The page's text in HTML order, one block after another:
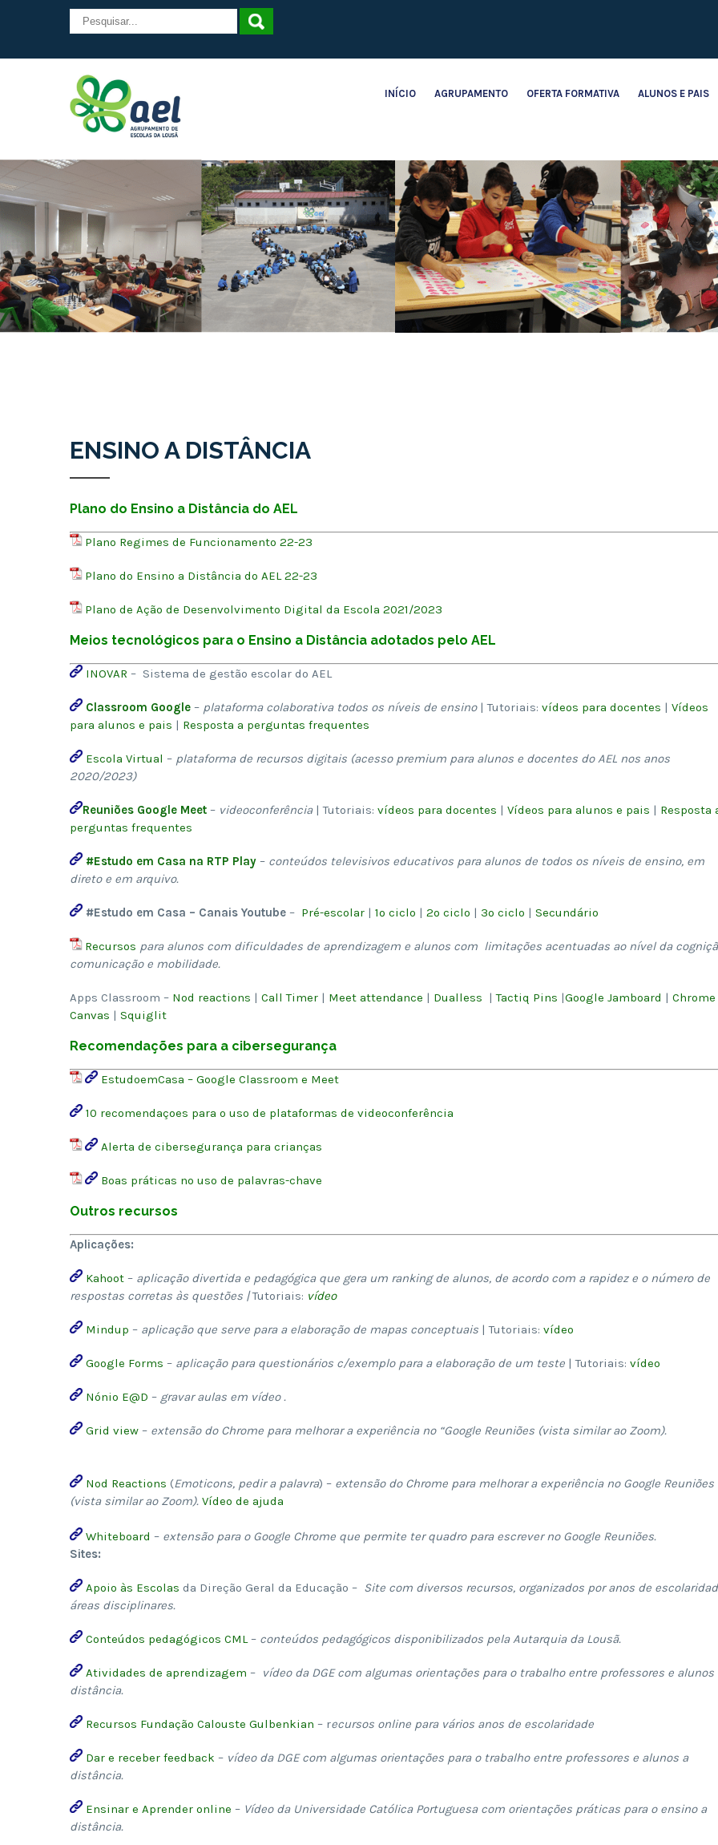
INÍCIO AGRUPAMENTO OFERTA FORMATIVA ALUNOS E PAIS
ENSINO A DISTÂNCIA
Plano do Ensino a Distância do AEL
Plano Regimes de Funcionamento 22-23
Plano do Ensino a Distância do AEL 22-23
Plano de Ação de Desenvolvimento Digital da Escola 2021/2023
Meios tecnológicos para o Ensino a Distância adotados pelo AEL
INOVAR – Sistema de gestão escolar do AEL
Classroom Google – plataforma colaborativa todos os níveis de ensino| Tutoriais: vídeos para docentes | Vídeos
para alunos e pais | Resposta a perguntas frequentes
Escola Virtual – plataforma de recursos digitais (acesso premium para alunos e docentes do AEL nos anos
2020/2023)
Reuniões Google Meet – videoconferência| Tutoriais: vídeos para docentes | Vídeos para alunos e pais | Resposta
perguntas frequentes
#Estudo em Casa na RTP Play – conteúdos televisivos educativos para alunos de todos os níveis de ensino, em
direto e em arquivo.
#Estudo em Casa – Canais Youtube – Pré-escolar | 1º ciclo | 2º ciclo | 3º ciclo | Secundário
Recursos para alunos com dificuldades de aprendizagem e alunos com limitações acentuadas ao nível da
comunicação e mobilidade.
Apps Classroom – Nod reactions | Call Timer | Meet attendance | Dualless |Tactiq Pins |Google Jamboard | Chrome
Canvas | Squiglit
Recomendações para a cibersegurança
EstudoemCasa – Google Classroom e Meet
10 recomendaçoes para o uso de plataformas de videoconferência
Alerta de cibersegurança para crianças
Boas práticas no uso de palavras-chave
Outros recursos
Aplicações:
Kahoot – aplicação divertida e pedagógica que gera um ranking de alunos, de acordo com a rapidez e o número de
respostas corretas às questões |Tutoriais: vídeo
Mindup – aplicação que serve para a elaboração de mapas conceptuais | Tutoriais: vídeo
Google Forms – aplicação para questionários c/exemplo para a elaboração de um teste | Tutoriais: vídeo
Nónio E@D – gravar aulas em vídeo .
Grid view – extensão do Chrome para melhorar a experiência no “Google Reuniões (vista similar ao Zoom).
Nod Reactions (Emoticons, pedir a palavra) – extensão do Chrome para melhorar a experiência no Google Reuniões
(vista similar ao Zoom). Vídeo de ajuda
Whiteboard – extensão para o Google Chrome que permite ter quadro para escrever no Google Reuniões.
Sites:
Apoio às Escolas da Direção Geral da Educação – Site com diversos recursos, organizados por anos de
áreas disciplinares.
Conteúdos pedagógicos CML– conteúdos pedagógicos disponibilizados pela Autarquia da Lousã.
Atividades de aprendizagem – vídeo da DGE com algumas orientações para o trabalho entre professores e alunos
distância.
Recursos Fundação Calouste Gulbenkian – recursos online para vários anos de escolaridade
Dar e receber feedback – vídeo da DGE com algumas orientações para o trabalho entre professores e alunos a
distância.
Ensinar e Aprender online – Vídeo da Universidade Católica Portuguesa com orientações práticas para o ensino a
distância.